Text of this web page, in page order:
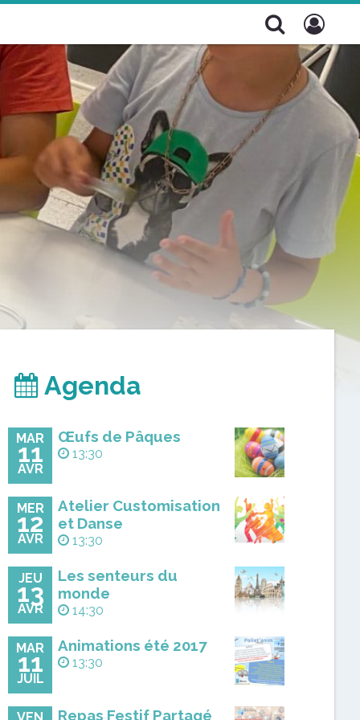
Agenda
MAR
11
AVR
Œufs de Pâques
13:30
MER
12
AVR
Atelier Customisation
et Danse
13:30
JEU
13
AVR
Les senteurs du
monde
14:30
MAR
11
JUIL
Animations été 2017
13:30
Repas Festif Partagé